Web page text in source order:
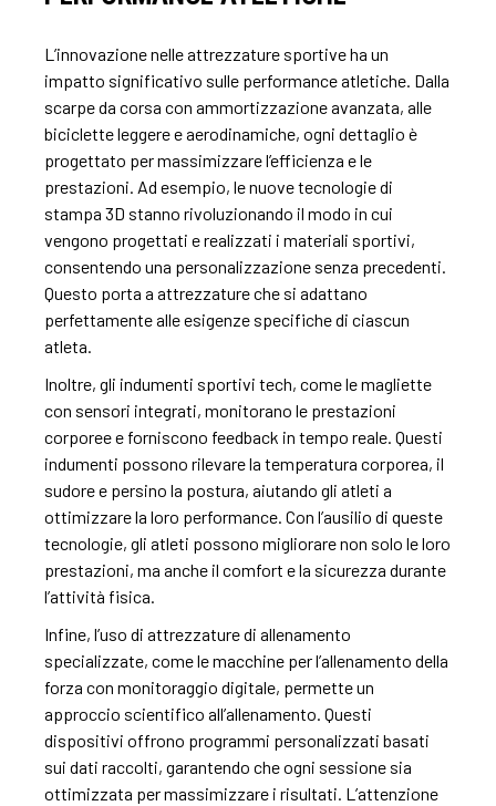
L’innovazione nelle attrezzature sportive ha un
impatto significativo sulle performance atletiche. Dalla
scarpe da corsa con ammortizzazione avanzata, alle
biciclette leggere e aerodinamiche, ogni dettaglio è
progettato per massimizzare l’efficienza e le
prestazioni. Ad esempio, le nuove tecnologie di
stampa 3D stanno rivoluzionando il modo in cui
vengono progettati e realizzati i materiali sportivi,
consentendo una personalizzazione senza precedenti.
Questo porta a attrezzature che si adattano
perfettamente alle esigenze specifiche di ciascun
atleta.
Inoltre, gli indumenti sportivi tech, come le magliette
con sensori integrati, monitorano le prestazioni
corporee e forniscono feedback in tempo reale. Questi
indumenti possono rilevare la temperatura corporea, il
sudore e persino la postura, aiutando gli atleti a
ottimizzare la loro performance. Con l’ausilio di queste
tecnologie, gli atleti possono migliorare non solo le loro
prestazioni, ma anche il comfort e la sicurezza durante
l’attività fisica.
Infine, l’uso di attrezzature di allenamento
specializzate, come le macchine per l’allenamento della
forza con monitoraggio digitale, permette un
approccio scientifico all’allenamento. Questi
dispositivi offrono programmi personalizzati basati
sui dati raccolti, garantendo che ogni sessione sia
ottimizzata per massimizzare i risultati. L’attenzione